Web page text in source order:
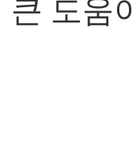
큰 도움